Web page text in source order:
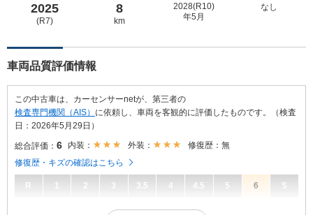
2025
(R7)
8
km
2028(R10)
年5月
なし
車両品質評価情報
この中古車は、カーセンサーnetが、第三者の
検査専門機関（AIS） に依頼し、車両を客観的に評価したものです。（検査
日：2026年5月29日）
総合評価： 6 内装： 外装：
修復歴：無
修復歴・キズの確認はこちら
R 1 2 3 3.5 4 4.5 5 6 S